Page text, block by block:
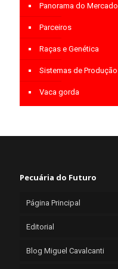
Panorama do Mercado
Parceiros
Raças e Genética
Sistemas de Produção
Vaca gorda
Pecuária do Futuro
Página Principal
Editorial
Blog Miguel Cavalcanti